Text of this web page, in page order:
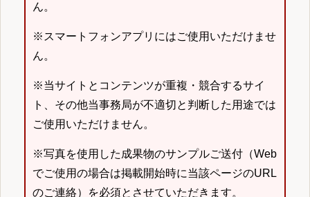
ん。
※スマートフォンアプリにはご使用いただけませ
ん。
※当サイトとコンテンツが重複・競合するサイ
ト、その他当事務局が不適切と判断した用途では
ご使用いただけません。
※写真を使用した成果物のサンプルご送付（Web
でご使用の場合は掲載開始時に当該ページのURL
のご連絡）を必須とさせていただきます。